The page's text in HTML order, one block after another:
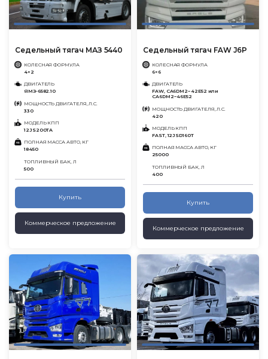
Седельный тягач МАЗ 5440
КОЛЕСНАЯ ФОРМУЛА
4×2
ДВИГАТЕЛЬ
ЯМЗ-6582.10
МОЩНОСТЬ ДВИГАТЕЛЯ, Л.С.
330
МОДЕЛЬ КПП
12JS200TA
ПОЛНАЯ МАССА АВТО, КГ
18450
ТОПЛИВНЫЙ БАК, Л
500
Купить
Коммерческое предложение
Седельный тягач FAW J6P
КОЛЕСНАЯ ФОРМУЛА
6×6
ДВИГАТЕЛЬ
FAW, CA6DM2−42E52 или
CA6DM2−46E52
МОЩНОСТЬ ДВИГАТЕЛЯ, Л.С.
420
МОДЕЛЬ КПП
FAST, 12JSD160T
ПОЛНАЯ МАССА АВТО, КГ
25000
ТОПЛИВНЫЙ БАК, Л
400
Купить
Коммерческое предложение